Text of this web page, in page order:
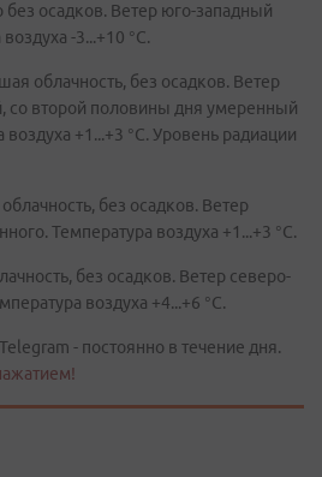
осадков. Ветер юго-западный
-3...+10 °C.
облачность, без осадков. Ветер
со второй половины дня умеренный
+1...+3 °C. Уровень радиации
без осадков. Ветер
Температура воздуха +1...+3 °C.
без осадков. Ветер северо-
воздуха +4...+6 °C.
- постоянно в течение дня.